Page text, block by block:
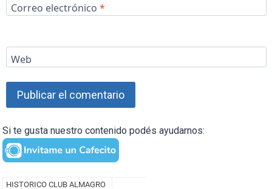
Correo electrónico *
Web
Si te gusta nuestro contenido podés ayudarnos: